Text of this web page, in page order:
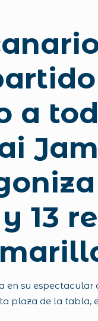
a
13
en su
plaza de la